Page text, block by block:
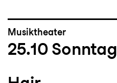
Musiktheater
25.10 Sonntag